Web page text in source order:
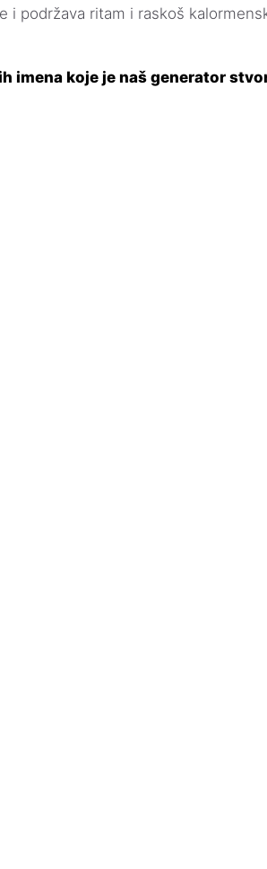
i podržava ritam i raskoš
imena koje je naš generator